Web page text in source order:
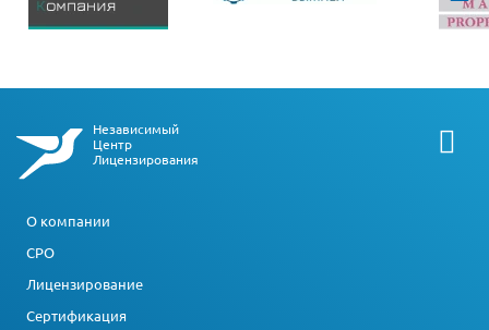
Независимый
Центр
Лицензирования
О компании
СРО
Лицензирование
Сертификация